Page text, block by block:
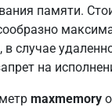
памяти.
в случае
на
maxmemory